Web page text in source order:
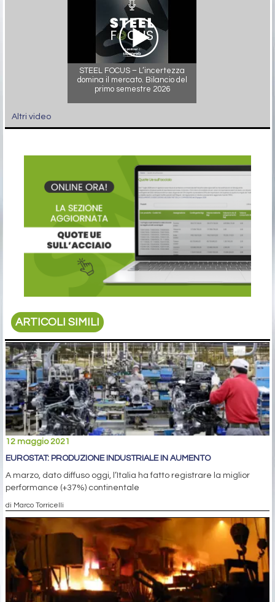
STEEL FOCUS – L’incertezza
domina il mercato. Bilancio del
primo semestre 2026
Altri video
ARTICOLI SIMILI
12 maggio 2021
EUROSTAT: PRODUZIONE INDUSTRIALE IN AUMENTO
A marzo, dato diffuso oggi, l’Italia ha fatto registrare la miglior
performance (+37%) continentale
di Marco Torricelli